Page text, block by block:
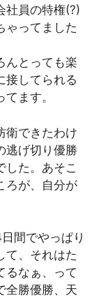
社員の特権(?)
ゃってました
んとっても楽
接してられる
ます。
衛できたわけ
逃げ切り優勝
した。あそこ
ろが、自分が
間でやっぱり
て、それはた
るなぁ、って
全勝優勝、天